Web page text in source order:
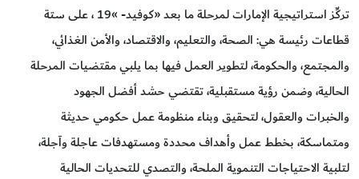
تركِّز استراتيجية الإمارات لمرحلة ما بعد «كوفيد- »19 ، على ستة
قطاعات رئيسة هي: الصحة، والتعليم، والاقتصاد، والأمن الغذائي،
والمجتمع، والحكومة، لتطوير العمل فيها بما يلبي مقتضيات المرحلة
الحالية، وضمن رؤية مستقبلية، تقتضي حشد أفضل الجهود
والخبرات والعقول، لتحقيق وبناء منظومة عمل حكومي حديثة
ومتماسكة، بخطط عمل وأهداف محددة ومستهدفات عاجلة وآجلة،
لتلبية الاحتياجات التنموية الملحة، والتصدي للتحديات الحالية